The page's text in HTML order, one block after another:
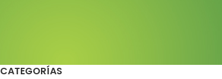
CATEGORÍAS